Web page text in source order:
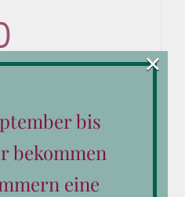
bis
bekommen
eine
×